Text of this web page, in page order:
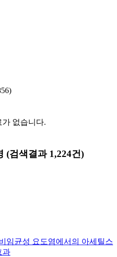
가 없습니다.
(검색결과 1,224건)
임균성 요도염에서의 아세틸스
과